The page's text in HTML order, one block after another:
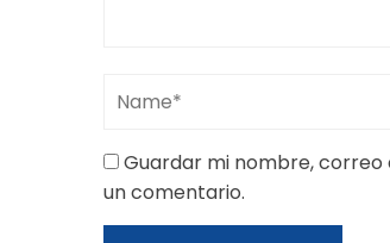
Guardar mi nombre,
un comentario.